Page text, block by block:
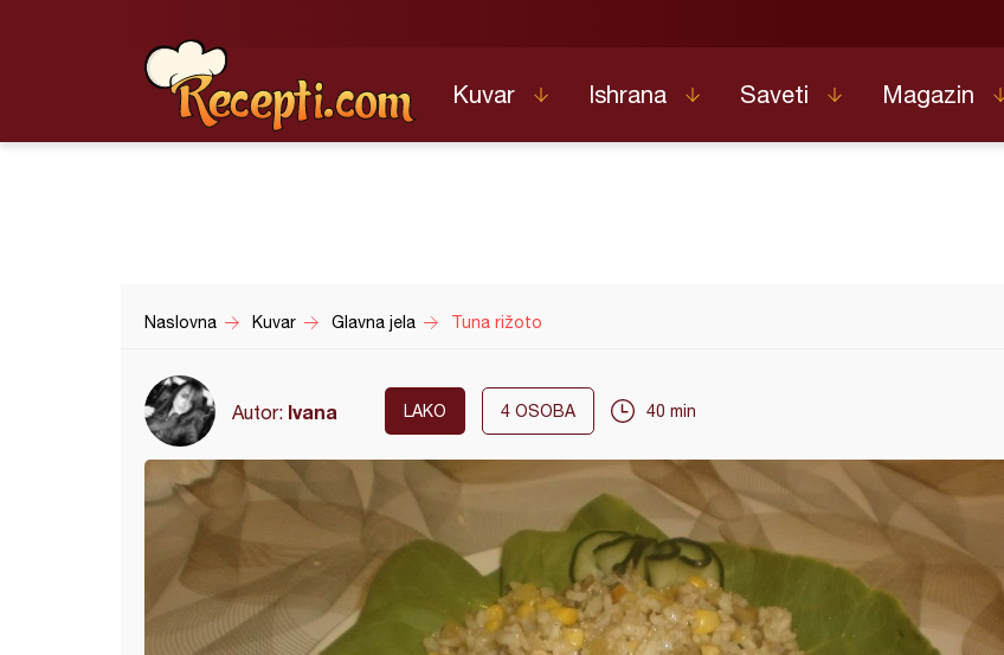
Kuvar Ishrana Saveti Magazin
Naslovna Kuvar Glavna jela Tuna rižoto
Autor: Ivana LAKO 4 OSOBA 40 min